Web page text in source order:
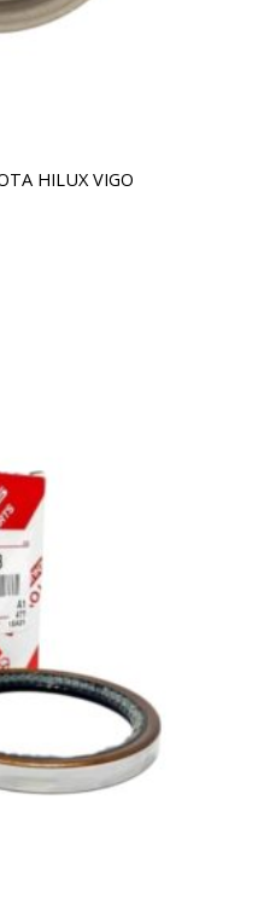
HILUX VIGO